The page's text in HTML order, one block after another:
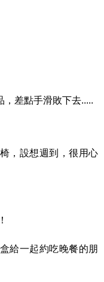
，差點手滑敗下去.....
，設想週到，很用心
給一起約吃晚餐的朋